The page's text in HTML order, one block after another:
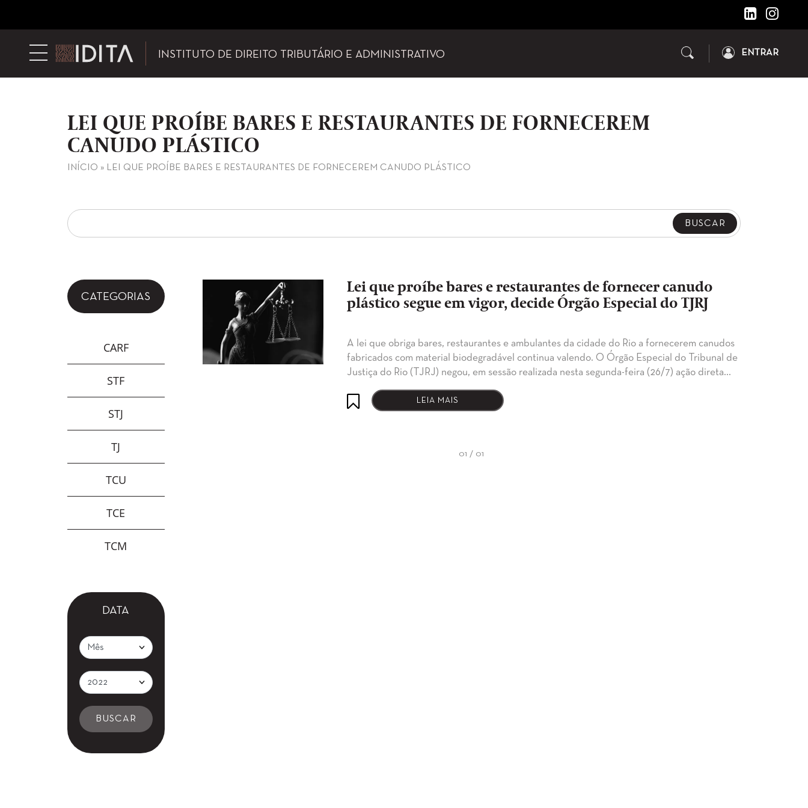
INSTITUTO DE DIREITO TRIBUTÁRIO E ADMINISTRATIVO ENTRAR
LEI QUE PROÍBE BARES E RESTAURANTES DE FORNECEREM
CANUDO PLÁSTICO
INÍCIO » LEI QUE PROÍBE BARES E RESTAURANTES DE FORNECEREM CANUDO PLÁSTICO
Lei que proíbe bares e restaurantes de fornecer canudo
plástico segue em vigor, decide Órgão Especial do TJRJ
A lei que obriga bares, restaurantes e ambulantes da cidade do Rio a fornecerem canudos
fabricados com material biodegradável continua valendo. O Órgão Especial do Tribunal de
Justiça do Rio (TJRJ) negou, em sessão realizada nesta segunda-feira (26/7) ação direta…
LEIA MAIS
01 / 01
CATEGORIAS
CARF
STF
STJ
TJ
TCU
TCE
TCM
DATA